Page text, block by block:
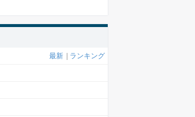
最新 ランキング